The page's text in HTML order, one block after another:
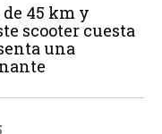
de 45 km y
scooter cuesta
una